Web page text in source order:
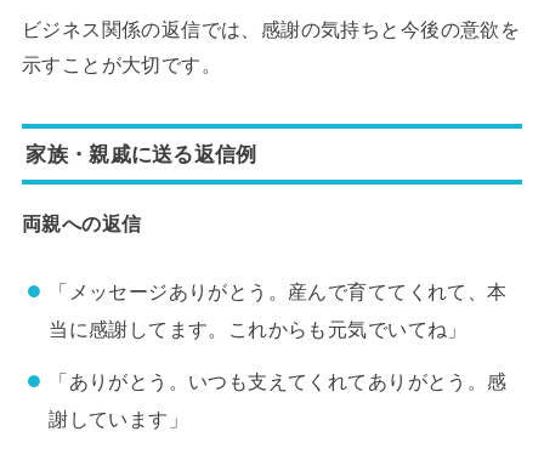
ビジネス関係の返信では、感謝の気持ちと今後の意欲を
示すことが大切です。
家族・親戚に送る返信例
両親への返信
「メッセージありがとう。産んで育ててくれて、本
当に感謝してます。これからも元気でいてね」
「ありがとう。いつも支えてくれてありがとう。感
謝しています」